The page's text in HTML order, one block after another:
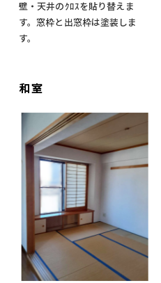
壁・天井のｸﾛｽを貼り替えま
す。窓枠と出窓枠は塗装しま
す。
和室